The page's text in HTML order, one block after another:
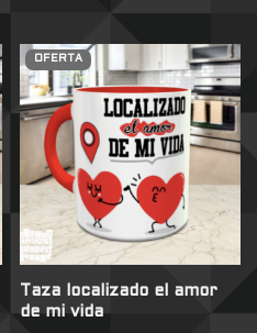
OFERTA
Taza localizado el amor
de mi vida